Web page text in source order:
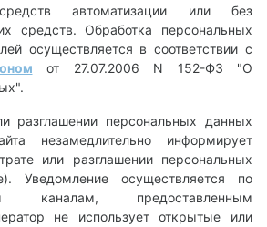
автоматизации или без
средств. Обработка персональных
осуществляется в соответствии с
от 27.07.2006 N 152-ФЗ "О
разглашении персональных данных
незамедлительно информирует
или разглашении персональных
Уведомление осуществляется по
каналам, предоставленным
не использует открытые или